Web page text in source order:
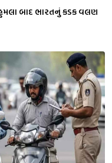
પર સંકટ, ઈરાનના હુમલા બાદ ભારતનું કડક વલણ